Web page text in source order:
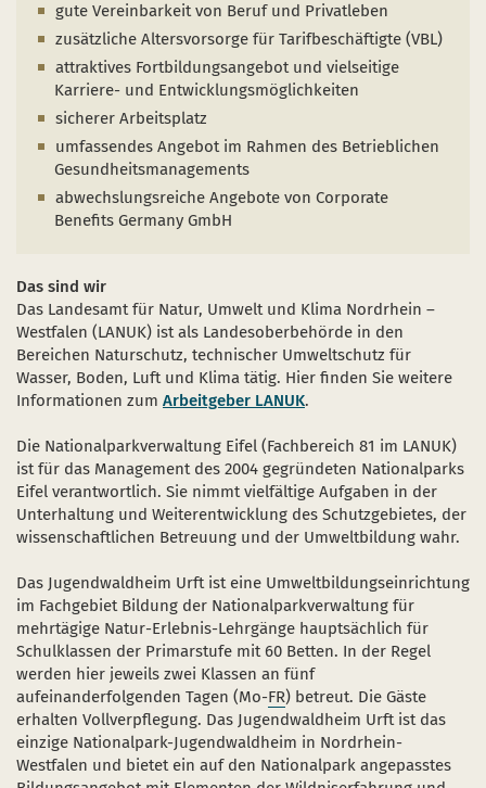
gute Vereinbarkeit von Beruf und Privatleben
zusätzliche Altersvorsorge für Tarifbeschäftigte (VBL)
attraktives Fortbildungsangebot und vielseitige
Karriere- und Entwicklungsmöglichkeiten
sicherer Arbeitsplatz
umfassendes Angebot im Rahmen des Betrieblichen
Gesundheitsmanagements
abwechslungsreiche Angebote von Corporate
Benefits Germany GmbH
Das sind wir
Das Landesamt für Natur, Umwelt und Klima Nordrhein –
Westfalen (LANUK) ist als Landesoberbehörde in den
Bereichen Naturschutz, technischer Umweltschutz für
Wasser, Boden, Luft und Klima tätig. Hier finden Sie weitere
Informationen zum Arbeitgeber LANUK.
Die Nationalparkverwaltung Eifel (Fachbereich 81 im LANUK)
ist für das Management des 2004 gegründeten Nationalparks
Eifel verantwortlich. Sie nimmt vielfältige Aufgaben in der
Unterhaltung und Weiterentwicklung des Schutzgebietes, der
wissenschaftlichen Betreuung und der Umweltbildung wahr.
Das Jugendwaldheim Urft ist eine Umweltbildungseinrichtung
im Fachgebiet Bildung der Nationalparkverwaltung für
mehrtägige Natur-Erlebnis-Lehrgänge hauptsächlich für
Schulklassen der Primarstufe mit 60 Betten. In der Regel
werden hier jeweils zwei Klassen an fünf
aufeinanderfolgenden Tagen (Mo-FR) betreut. Die Gäste
erhalten Vollverpflegung. Das Jugendwaldheim Urft ist das
einzige Nationalpark-Jugendwaldheim in Nordrhein-
Westfalen und bietet ein auf den Nationalpark angepasstes